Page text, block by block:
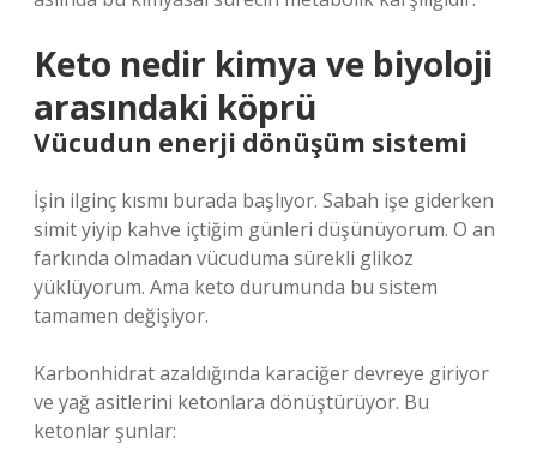
Keto nedir kimya ve biyoloji
arasındaki köprü
Vücudun enerji dönüşüm sistemi
İşin ilginç kısmı burada başlıyor. Sabah işe giderken
simit yiyip kahve içtiğim günleri düşünüyorum. O an
farkında olmadan vücuduma sürekli glikoz
yüklüyorum. Ama keto durumunda bu sistem
tamamen değişiyor.
Karbonhidrat azaldığında karaciğer devreye giriyor
ve yağ asitlerini ketonlara dönüştürüyor. Bu
ketonlar şunlar: